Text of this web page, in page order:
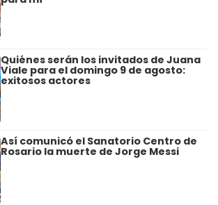
Quiénes serán los invitados de Juana
Viale para el domingo 9 de agosto:
exitosos actores
Así comunicó el Sanatorio Centro de
Rosario la muerte de Jorge Messi